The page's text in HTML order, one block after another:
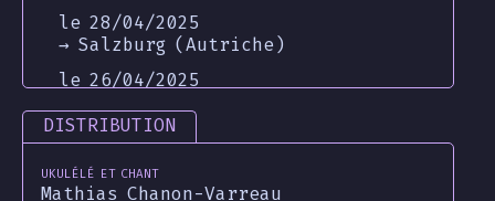
le 28/04/2025
→ Salzburg (Autriche)
le 26/04/2025
le 25/04/2025
le 24/04/2025
DISTRIBUTION
Ukulélé et chant
Mathias Chanon-Varreau